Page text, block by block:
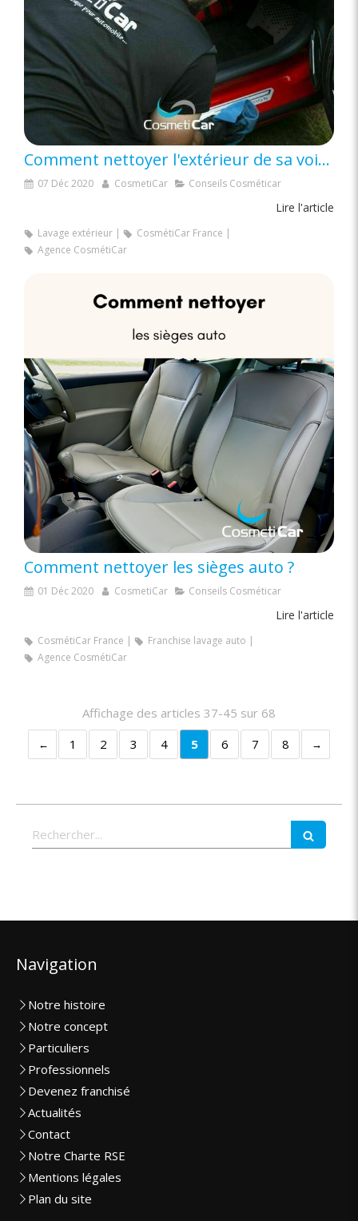
Comment nettoyer l'extérieur de sa voiture ?
07 Déc 2020 CosmetiCar Conseils Cosméticar
Lire l'article
Lavage extérieur
CosmétiCar France
Agence CosmétiCar
Comment nettoyer les sièges auto ?
01 Déc 2020 CosmetiCar Conseils Cosméticar
Lire l'article
CosmétiCar France
Franchise lavage auto
Agence CosmétiCar
Affichage des articles 37-45 sur 68
1
2 3 4 5 6 7 8
Rechercher
Navigation
Notre histoire
Notre concept
Particuliers
Professionnels
Devenez franchisé
Actualités
Contact
Notre Charte RSE
Mentions légales
Plan du site